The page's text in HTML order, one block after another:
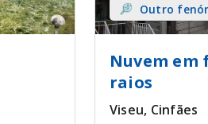
Outro
Nuvem em
raios
Viseu, Cinfães